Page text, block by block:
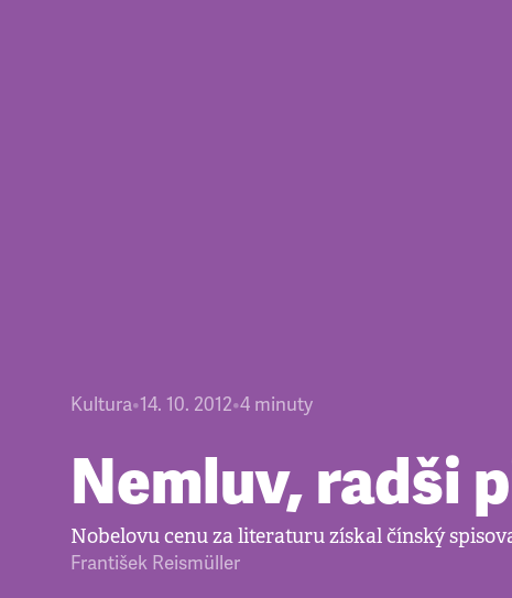
Kultura•14. 10. 2012•4 minuty
Nemluv, radši
Nobelovu cenu za literaturu získal čínský
František Reismüller